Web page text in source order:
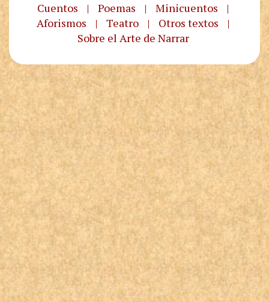
Cuentos | Poemas | Minicuentos
|
Aforismos
| Teatro | Otros textos
|
Sobre el Arte de Narrar